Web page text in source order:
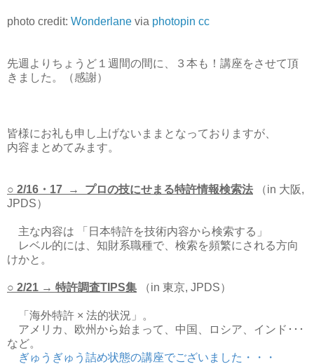
photo credit: Wonderlane via photopin cc
先週よりちょうど１週間の間に、３本も！講座をさせて頂
きました。（感謝）
皆様にお礼も申し上げないままとなっておりますが、
内容まとめてみます。
○ 2/16・17 → プロの技にせまる特許情報検索法 （in 大阪,
JPDS）
主な内容は 「日本特許を技術内容から検索する」
レベル的には、知財系職種で、検索を頻繁にされる方向
けかと。
○ 2/21 → 特許調査TIPS集 （in 東京, JPDS）
「海外特許 × 法的状況」。
アメリカ、欧州から始まって、中国、ロシア、インド･･･
など。
ぎゅうぎゅう詰め状態の講座でございました・・・